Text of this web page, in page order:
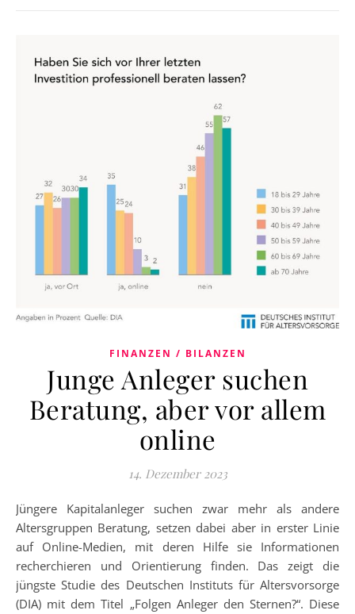
FINANZEN / BILANZEN
Junge Anleger suchen
Beratung, aber vor allem
online
14. Dezember 2023
Jüngere Kapitalanleger suchen zwar mehr als andere
Altersgruppen Beratung, setzen dabei aber in erster Linie
auf Online-Medien, mit deren Hilfe sie Informationen
recherchieren und Orientierung finden. Das zeigt die
jüngste Studie des Deutschen Instituts für Altersvorsorge
(DIA) mit dem Titel „Folgen Anleger den Sternen?“. Diese